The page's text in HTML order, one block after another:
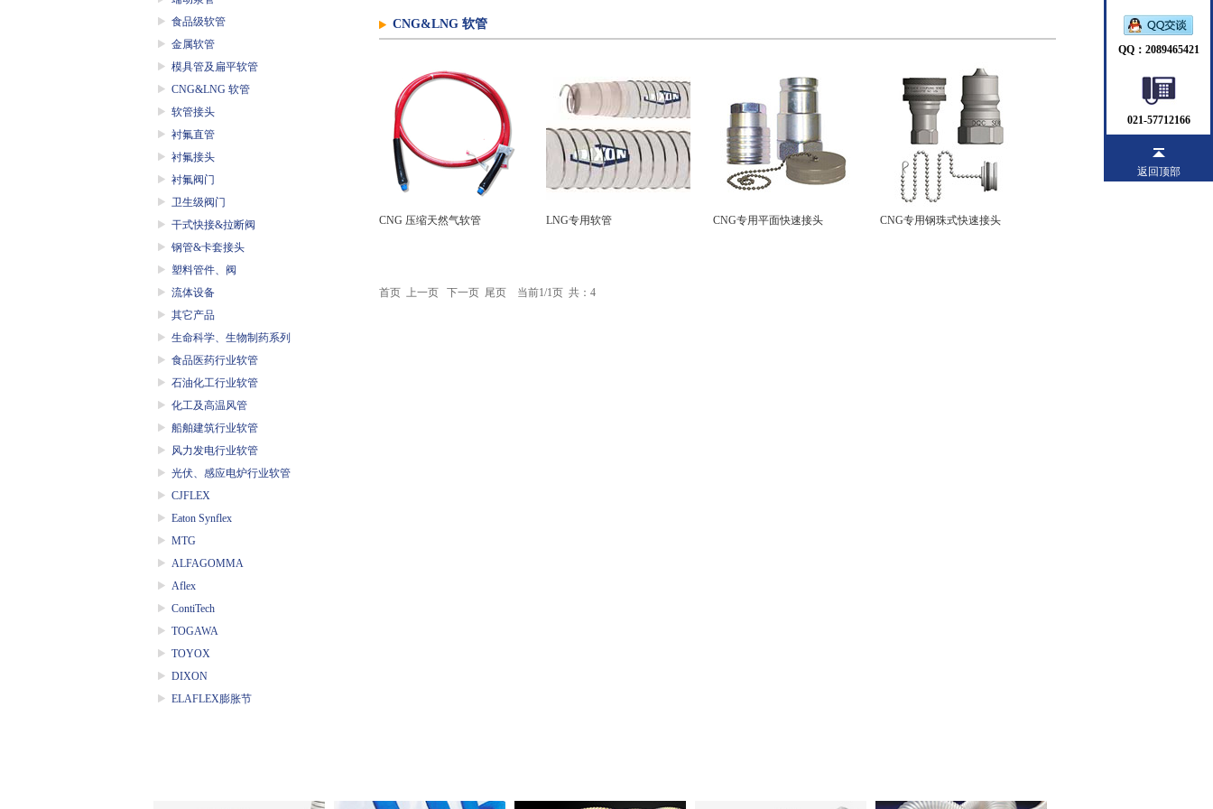
食品级软管
金属软管
模具管及扁平软管
CNG&LNG 软管
软管接头
衬氟直管
衬氟接头
衬氟阀门
卫生级阀门
干式快接&拉断阀
钢管&卡套接头
塑料管件、阀
流体设备
其它产品
生命科学、生物制药系列
食品医药行业软管
石油化工行业软管
化工及高温风管
船舶建筑行业软管
风力发电行业软管
光伏、感应电炉行业软管
CJFLEX
Eaton Synflex
MTG
ALFAGOMMA
Aflex
ContiTech
TOGAWA
TOYOX
DIXON
ELAFLEX膨胀节
CNG&LNG 软管
CNG 压缩天然气软管 LNG专用软管 CNG专用平面快速接头 CNG专用钢珠式快速接头
首页 上一页 下一页 尾页 当前1/1页 共：4
QQ：2089465421
021-57712166
返回顶部